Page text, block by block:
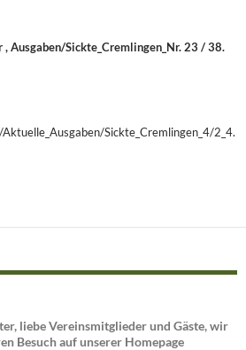
, Ausgaben/Sickte_Cremlingen_Nr. 23 / 38.
Sickte_Cremlingen_4/2_4.
liebe Vereinsmitglieder und Gäste, wir
Besuch auf unserer Homepage